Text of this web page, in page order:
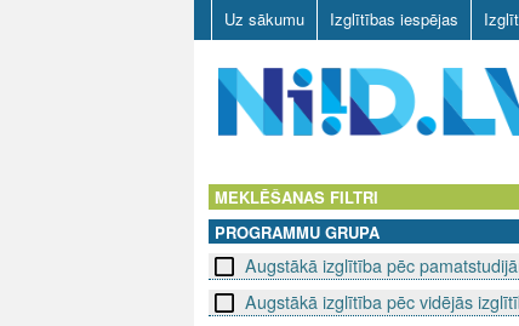
Uz sākumu Izglītības iespējas
D
MEKLĒŠANAS FILTRI
PROGRAMMU GRUPA
Augstākā izglītība pēc
Augstākā izglītība pēc vidējās